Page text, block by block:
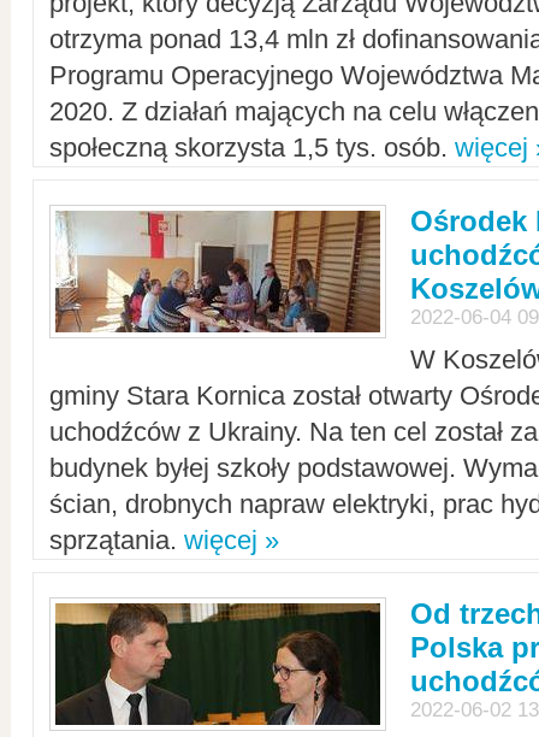
otrzyma ponad 13,4 mln zł
Programu Operacyjnego Województwa
2020. Z działań mających na celu
społeczną skorzysta 1,5 tys. osób. więcej
Ośrodek
2022-06-04
W
gminy Stara Kornica został otwarty
uchodźców z Ukrainy. Na ten cel został
budynek byłej szkoły podstawowej.
ścian, drobnych napraw elektryki, prac
sprzątania. więcej »
Od
Polska
2022-06-02